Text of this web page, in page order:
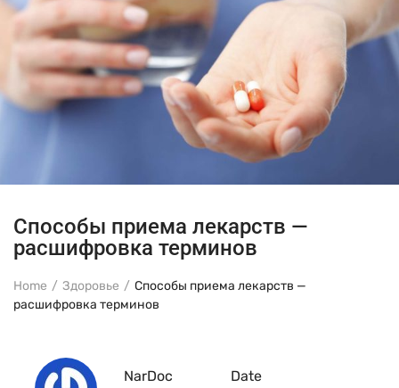
Способы приема лекарств —
расшифровка терминов
Home Здоровье
Способы приема лекарств —
расшифровка терминов
NarDoc Date